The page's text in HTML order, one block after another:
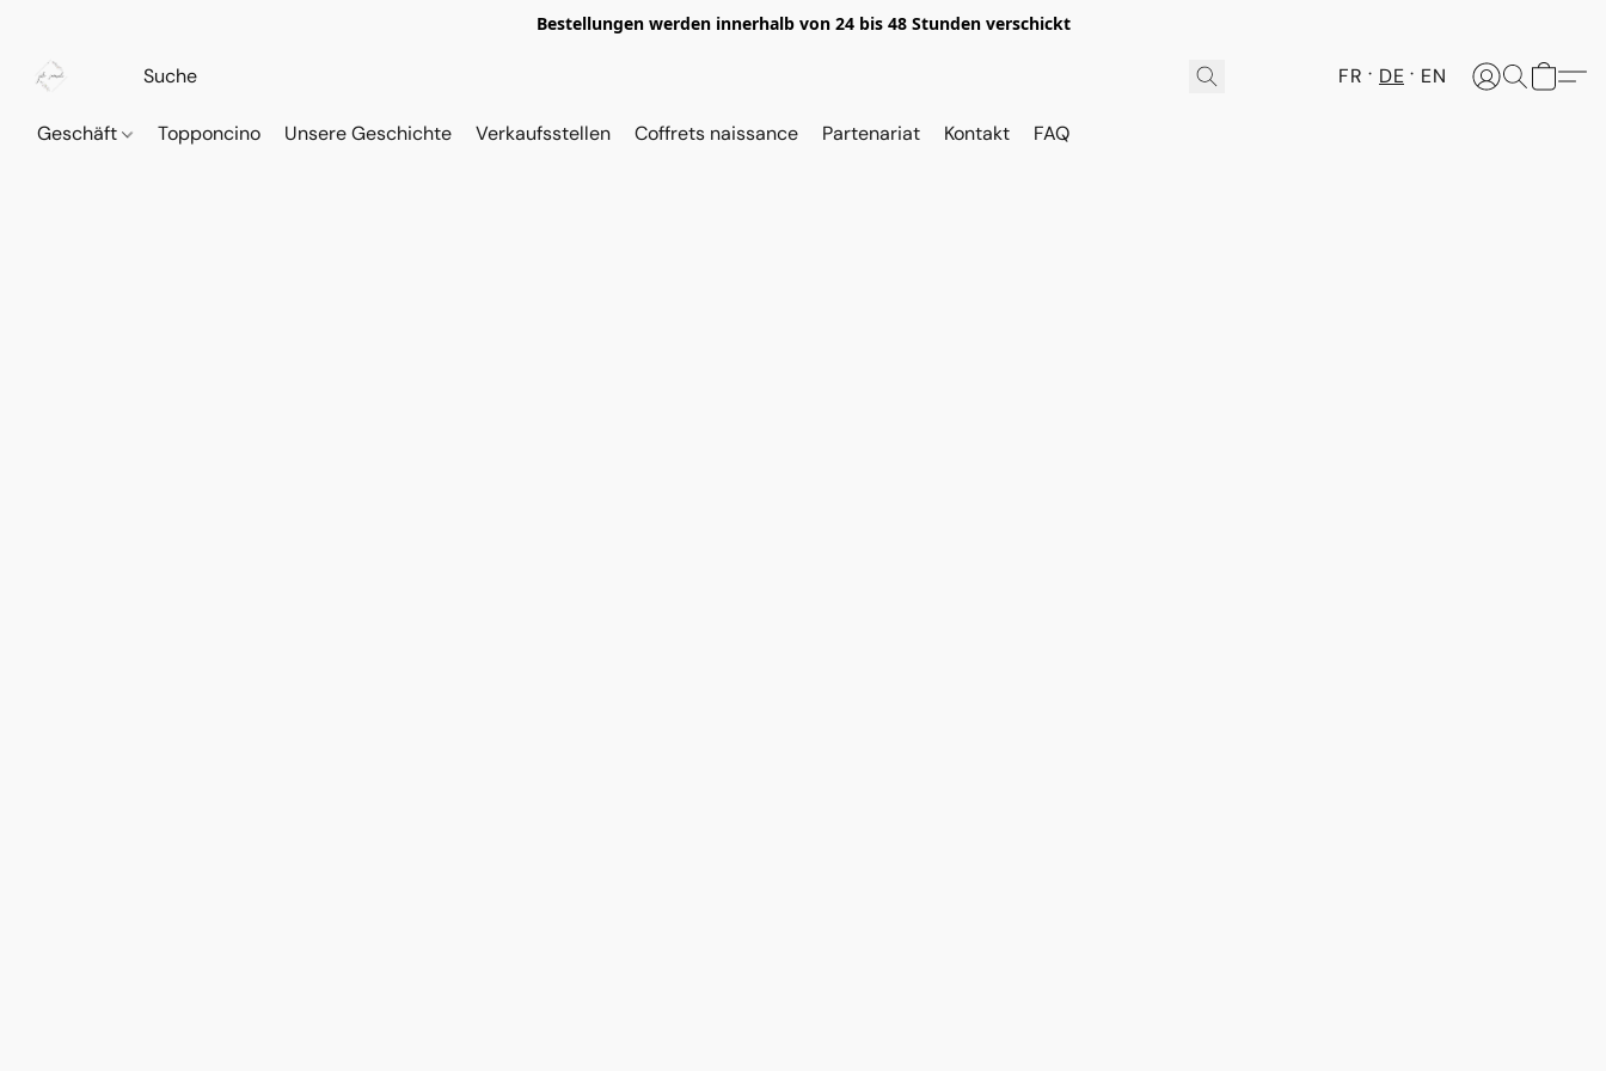
Bestellungen werden innerhalb von 24 bis 48 Stunden verschickt
FR DE EN
Geschäft Topponcino Unsere Geschichte Verkaufsstellen Coffrets naissance Partenariat Kontakt FAQ